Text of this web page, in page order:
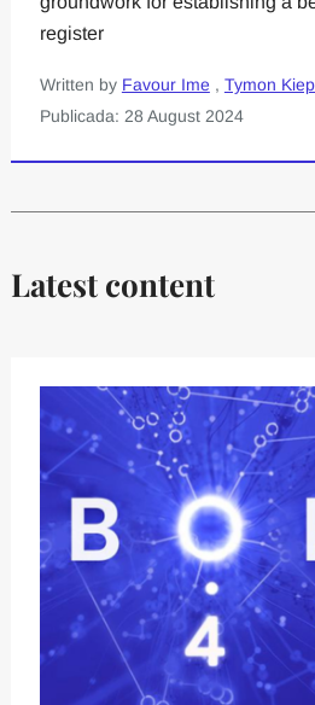
register
Written by Favour Ime , Tymon
Publicada: 28 August 2024
Latest content